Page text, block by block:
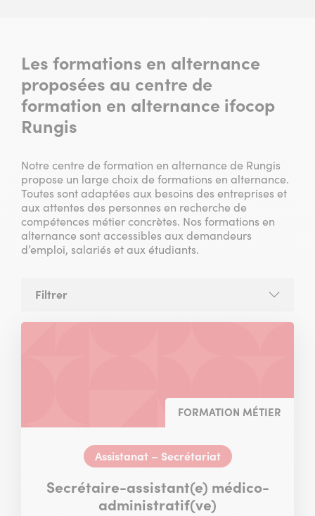
Les formations en alternance
proposées au centre de
formation en alternance ifocop
Rungis
Notre centre de formation en alternance de Rungis
propose un large choix de formations en alternance.
Toutes sont adaptées aux besoins des entreprises et
aux attentes des personnes en recherche de
compétences métier concrètes. Nos formations en
alternance sont accessibles aux demandeurs
d’emploi, salariés et aux étudiants.
Filtrer
liste
FORMATION MÉTIER
Assistanat – Secrétariat
Secrétaire-assistant(e) médico-
administratif(ve)